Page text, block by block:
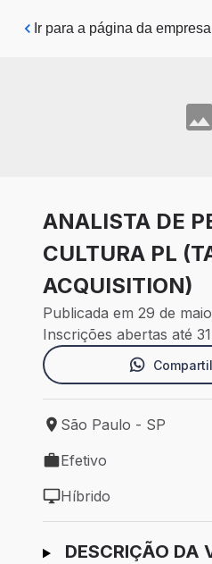
Pular para o conteúdo
Ir para a página da empresa
ANALISTA DE
CULTURA PL
ACQUISITION)
Publicada em 29 de
Inscrições abertas até
Local de trabalho: São
São Paulo - SP
Tipo de vaga: Efetivo
Efetivo
Modelo de trabalho:
Híbrido
Ir para candidatura
DESCRIÇÃO DA